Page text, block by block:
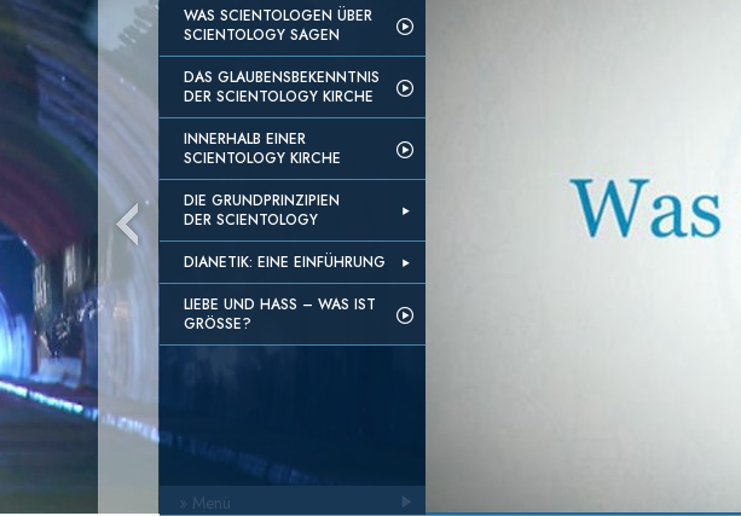
WAS SCIENTOLOGEN ÜBER
SCIENTOLOGY SAGEN
DAS GLAUBENSBEKENNTNIS
DER SCIENTOLOGY KIRCHE
INNERHALB EINER
SCIENTOLOGY KIRCHE
DIE GRUNDPRINZIPIEN
DER SCIENTOLOGY
DIANETIK: EINE EINFÜHRUNG
LIEBE UND HASS – WAS IST
GRÖSSE?
» Menü